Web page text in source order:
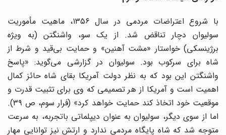
با شروع اعتراضات مردمی در سال ۱۳۵۶، ماهیت مأموریت
سولیوان دچار تناقض شد. از یک سو، واشنگتن (به ویژه
برژینسکی) خواستار «مشت آهنین» و حمایت بی‌قید و شرط از
شاه برای سرکوب بود. سولیوان در گزارشی می‌گوید: «پاسخ
واشنگتن این بود که به نظر دولت آمریکا بقای شاه حائز کمال
اهمیت است و آمریکا از هر تصمیمی که وی برای تثبیت قدرت و
موقعیت خود اتخاذ کند حمایت خواهد کرد» (فرار سوم، ص ۳۹).
اما از سوی دیگر، سولیوان به عنوان دیپلماتی باتجربه، به سرعت
متوجه شد که شاه پایگاه مردمی ندارد و ارتش نیز توانایی مهار